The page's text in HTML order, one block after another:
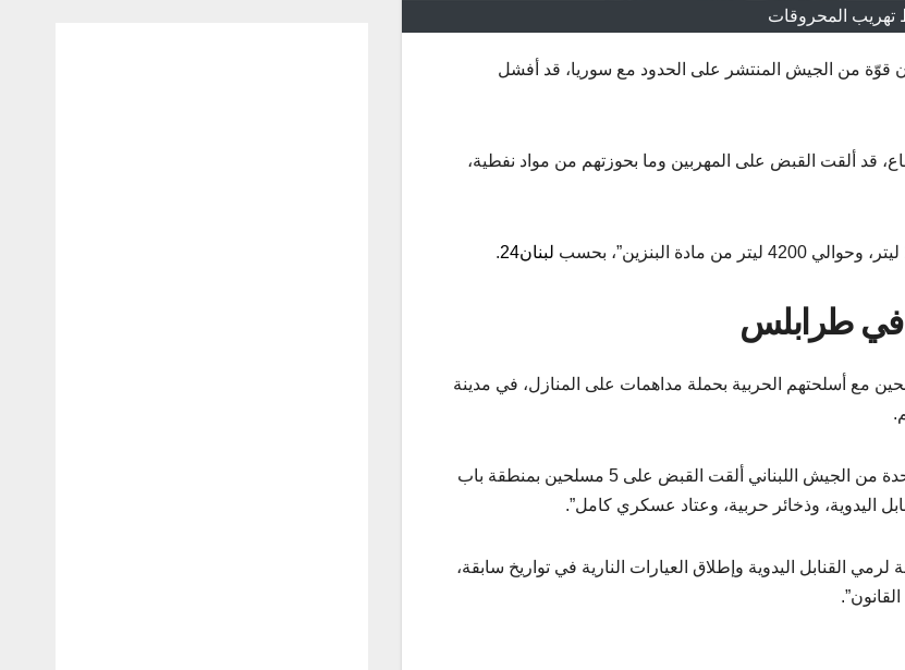
تهريب المحروقات
أن قوّة من الجيش المنتشر على الحدود مع سوريا، قد أفشل
قد ألقت القبض على المهربين وما بحوزتهم من مواد نفطية،
لبنان24 .
في طرابلس
الجيش اللبناني، يوم الخميس 27 أيار الماضي، 5 مسلحين مع أسلحتهم الحربية بحملة مداهمات على المنازل، في مدينة
وأصدرت القيادة العامة للجيش، مساء اليوم، بيان ينص على ” أن وحدة من الجيش اللبناني ألقت القبض على 5 مسلحين بمنطقة باب
اليدوية، وذخائر حربية، وعتاد عسكري كامل”.
القنابل اليدوية وإطلاق العيارات النارية في تواريخ سابقة،